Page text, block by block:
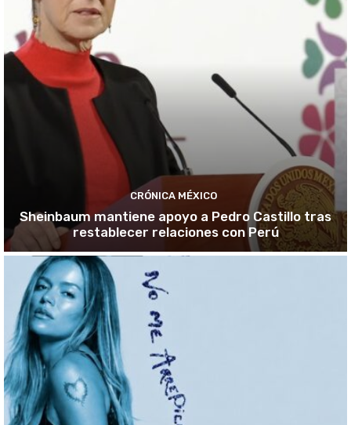
CRÓNICA MÉXICO
Sheinbaum mantiene apoyo a Pedro Castillo tras
restablecer relaciones con Perú